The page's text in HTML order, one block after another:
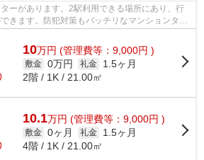
ーがあります。2駅利用できる場所にあり、行
きます。防犯対策もバッチリなマンションタイ
並みにフィ...
10万円 (管理費等：9,000円 )
敷金 0万円 礼金
1.5ヶ月
2階 / 1K / 21.00㎡
10.1万円 (管理費等：9,000円 )
敷金 0ヶ月 礼金
1.5ヶ月
4階 / 1K / 21.00㎡